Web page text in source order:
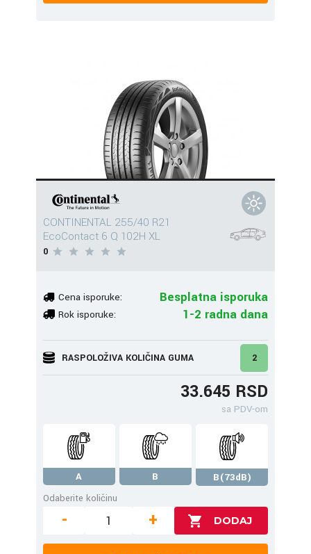
CONTINENTAL 255/40 R21
EcoContact 6 Q 102H XL
0
Cena isporuke: Besplatna isporuka
Rok isporuke: 1-2 radna dana
RASPOLOŽIVA KOLIČINA GUMA 2
33.645 RSD
sa PDV-om
A B
B(73dB)
Odaberite količinu
- +